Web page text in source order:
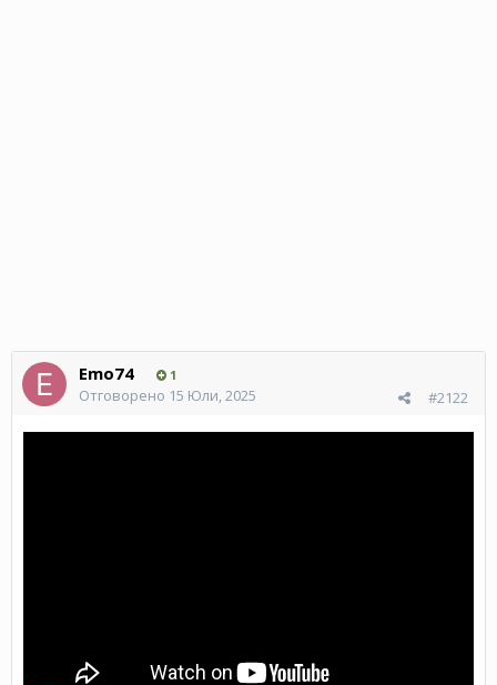
Emo74 1
#2122
Отговорено 15 Юли, 2025